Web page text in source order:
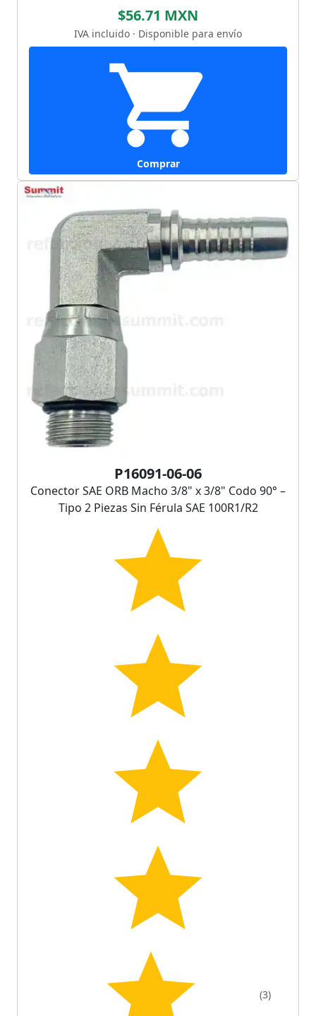
$56.71 MXN
IVA incluido · Disponible para envío
Comprar
P16091-06-06
Conector SAE ORB Macho 3/8" x 3/8" Codo 90° –
Tipo 2 Piezas Sin Férula SAE 100R1/R2
(3)